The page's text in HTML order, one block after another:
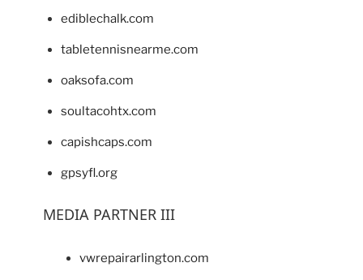
ediblechalk.com
tabletennisnearme.com
oaksofa.com
soultacohtx.com
capishcaps.com
gpsyfl.org
MEDIA PARTNER III
vwrepairarlington.com